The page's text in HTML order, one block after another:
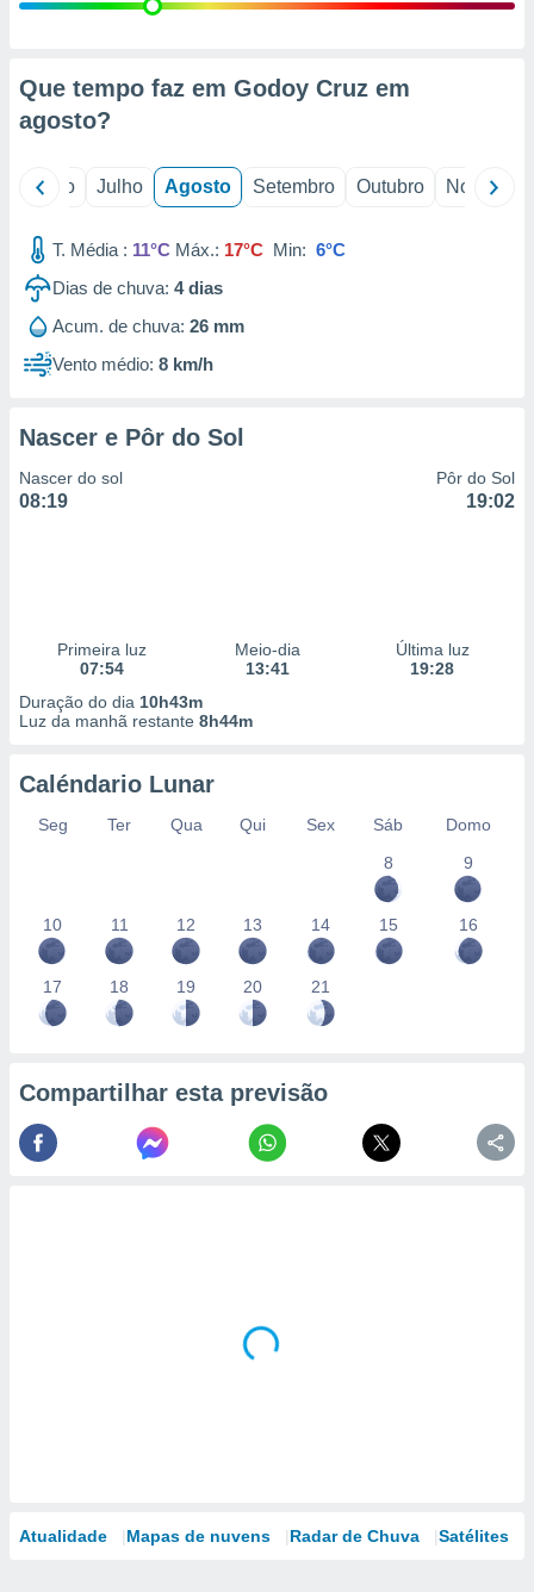
através
estudos
1199
Que tempo faz em Godoy Cruz em
agosto?
Junho Julho Agosto Setembro Outubro Novembro
T. Média : 11°C Máx.: 17°C Min: 6°C
Dias de chuva: 4dias
Acum. de chuva: 26 mm
Vento médio: 8 km/h
Nascer e Pôr do Sol
Nascer do sol
08:19
Pôr do Sol
19:02
Primeira luz
07:54
Meio-dia
13:41
Última luz
19:28
Duração do dia 10h43m
Luz da manhã restante 8h44m
Caléndario Lunar
Seg Ter Qua Qui Sex Sáb
Domo
8
9
10 11 12 13 14 15 16
17 18 19 20 21
Compartilhar esta previsão
Atualidade Mapas de nuvens Radar de Chuva Satélites